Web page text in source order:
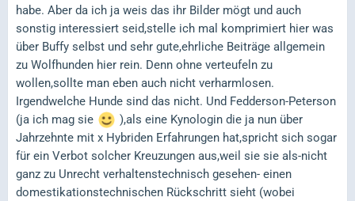
habe. Aber da ich ja weis das ihr Bilder mögt und auch
sonstig interessiert seid,stelle ich mal komprimiert hier was
über Buffy selbst und sehr gute,ehrliche Beiträge allgemein
zu Wolfhunden hier rein. Denn ohne verteufeln zu
wollen,sollte man eben auch nicht verharmlosen.
Irgendwelche Hunde sind das nicht. Und Fedderson-Peterson
(ja ich mag sie
),als eine Kynologin die ja nun über
Jahrzehnte mit x Hybriden Erfahrungen hat,spricht sich sogar
für ein Verbot solcher Kreuzungen aus,weil sie sie als-nicht
ganz zu Unrecht verhaltenstechnisch gesehen- einen
domestikationstechnischen Rückschritt sieht (wobei